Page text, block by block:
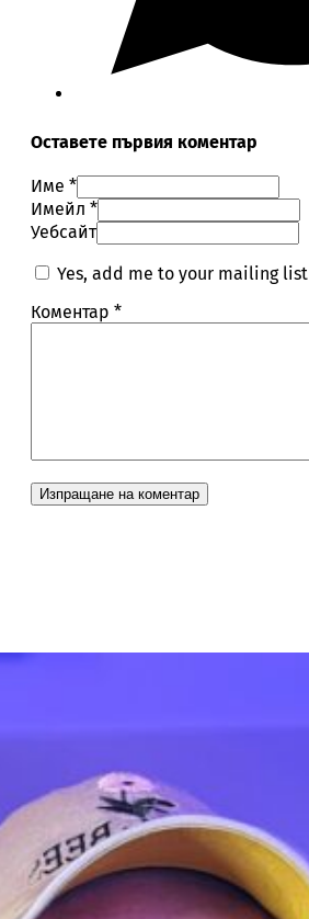
Оставете първия коментар
Име *
Имейл *
Уебсайт
Yes, add me to your mailing list
Коментар *